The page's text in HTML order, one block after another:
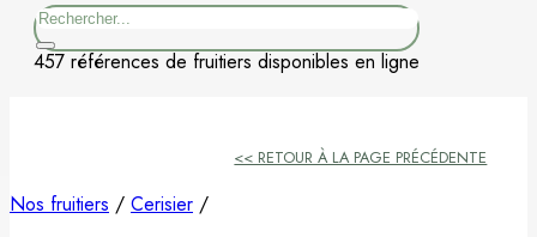
Pêcher
Pommier
Rechercher
457 références de fruitiers disponibles en ligne
Nos fruitiers / Cerisier /
<< RETOUR À LA PAGE PRÉCÉDENTE